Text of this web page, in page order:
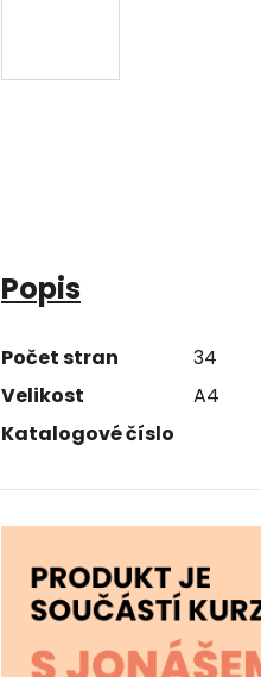
Popis
Počet stran
34
Velikost
A4
Katalogové číslo